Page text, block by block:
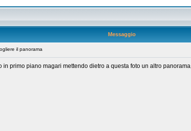
Messaggio
il panorama
primo piano magari mettendo dietro a questa foto un altro